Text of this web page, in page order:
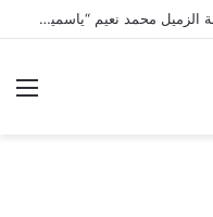
نقابة شركة بدر الدين للبترول تهنئ ابنة الزميل محمد نعيم “ياسمين” بتخرجها وتفوقها